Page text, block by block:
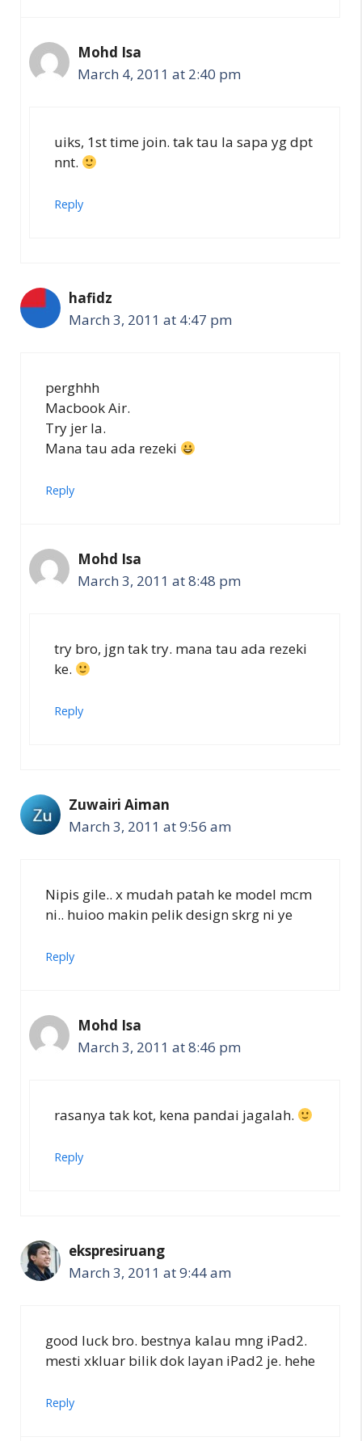
Mohd Isa
March 4, 2011 at 2:40 pm
uiks, 1st time join. tak tau la sapa yg dpt
nnt.
Reply
hafidz
March 3, 2011 at 4:47 pm
perghhh
Macbook Air.
Try jer la.
Mana tau ada rezeki
Reply
Mohd Isa
March 3, 2011 at 8:48 pm
try bro, jgn tak try. mana tau ada rezeki
ke.
Reply
Zuwairi Aiman
March 3, 2011 at 9:56 am
Nipis gile.. x mudah patah ke model mcm
ni.. huioo makin pelik design skrg ni ye
Reply
Mohd Isa
March 3, 2011 at 8:46 pm
rasanya tak kot, kena pandai jagalah.
Reply
ekspresiruang
March 3, 2011 at 9:44 am
good luck bro. bestnya kalau mng iPad2.
mesti xkluar bilik dok layan iPad2 je. hehe
Reply